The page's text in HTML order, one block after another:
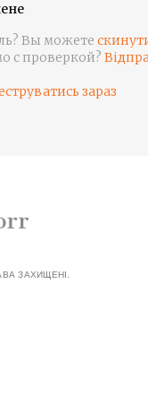
Вы можете
с проверкой?
зараз
ЗАХИЩЕНІ.